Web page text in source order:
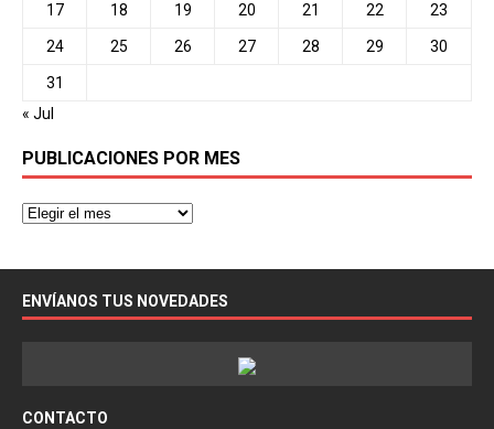
17 18 19 20 21 22 23
24 25 26 27 28 29 30
31
« Jul
PUBLICACIONES POR MES
ENVÍANOS TUS NOVEDADES
CONTACTO